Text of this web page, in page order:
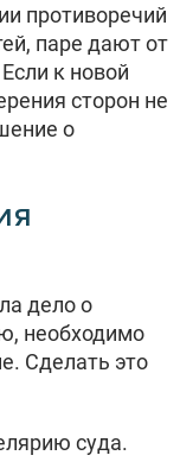
противоречий
паре дают от
к новой
сторон не
о
дело о
необходимо
Сделать это
суда.